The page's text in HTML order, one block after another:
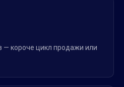
— короче цикл продажи или